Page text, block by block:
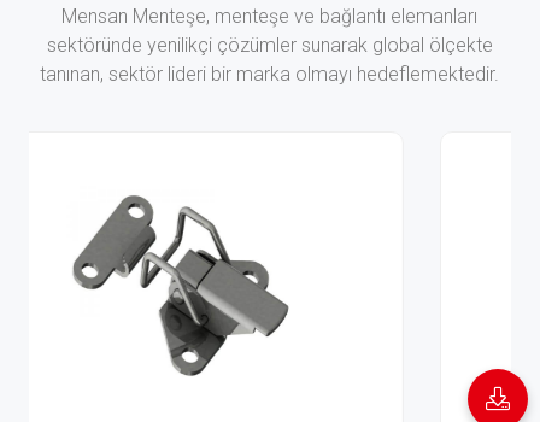
Mensan Menteşe, menteşe ve bağlantı elemanları
sektöründe yenilikçi çözümler sunarak global ölçekte
tanınan, sektör lideri bir marka olmayı hedeflemektedir.